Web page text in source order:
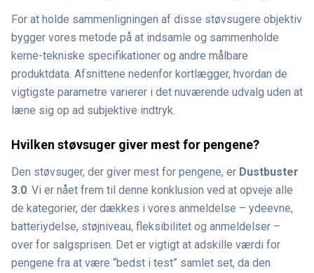
For at holde sammenligningen af disse støvsugere objektiv
bygger vores metode på at indsamle og sammenholde
kerne-tekniske specifikationer og andre målbare
produktdata. Afsnittene nedenfor kortlægger, hvordan de
vigtigste parametre varierer i det nuværende udvalg uden at
læne sig op ad subjektive indtryk.
Hvilken støvsuger giver mest for pengene?
Den støvsuger, der giver mest for pengene, er Dustbuster
3.0 . Vi er nået frem til denne konklusion ved at opveje alle
de kategorier, der dækkes i vores anmeldelse – ydeevne,
batteriydelse, støjniveau, fleksibilitet og anmeldelser –
over for salgsprisen. Det er vigtigt at adskille værdi for
pengene fra at være “bedst i test” samlet set, da den